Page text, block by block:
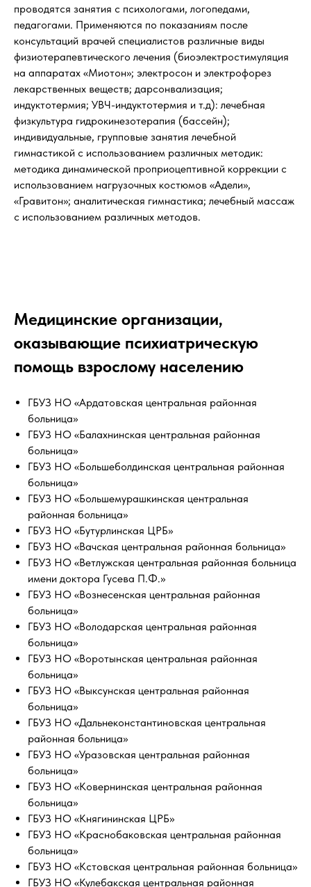
проводятся занятия с психологами, логопедами,
педагогами. Применяются по показаниям после
консультаций врачей специалистов различные виды
физиотерапевтического лечения (биоэлектростимуляция
на аппаратах «Миотон»; электросон и электрофорез
лекарственных веществ; дарсонвализация;
индуктотермия; УВЧ-индуктотермия и т.д): лечебная
физкультура гидрокинезотерапия (бассейн);
индивидуальные, групповые занятия лечебной
гимнастикой с использованием различных методик:
методика динамической проприоцептивной коррекции с
использованием нагрузочных костюмов «Адели»,
«Гравитон»; аналитическая гимнастика; лечебный массаж
с использованием различных методов.
Медицинские организации,
оказывающие психиатрическую
помощь взрослому населению
ГБУЗ НО «Ардатовская центральная районная
больница»
ГБУЗ НО «Балахнинская центральная районная
больница»
ГБУЗ НО «Большеболдинская центральная районная
больница»
ГБУЗ НО «Большемурашкинская центральная
районная больница»
ГБУЗ НО «Бутурлинская ЦРБ»
ГБУЗ НО «Вачская центральная районная больница»
ГБУЗ НО «Ветлужская центральная районная больница
имени доктора Гусева П.Ф.»
ГБУЗ НО «Вознесенская центральная районная
больница»
ГБУЗ НО «Володарская центральная районная
больница»
ГБУЗ НО «Воротынская центральная районная
больница»
ГБУЗ НО «Выксунская центральная районная
больница»
ГБУЗ НО «Дальнеконстантиновская центральная
районная больница»
ГБУЗ НО «Уразовская центральная районная
больница»
ГБУЗ НО «Ковернинская центральная районная
больница»
ГБУЗ НО «Княгининская ЦРБ»
ГБУЗ НО «Краснобаковская центральная районная
больница»
ГБУЗ НО «Кстовская центральная районная больница»
ГБУЗ НО «Кулебакская центральная районная